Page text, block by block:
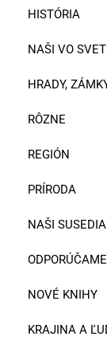
HISTÓRIA
NAŠI VO
HRADY,
RÔZNE
REGIÓN
PRÍRODA
NAŠI SUSEDIA
NOVÉ KNIHY
KRAJINA A